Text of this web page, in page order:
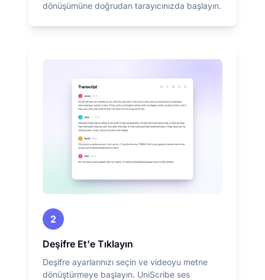
dönüşümüne doğrudan tarayıcınızda başlayın.
2
Deşifre Et'e Tıklayın
Deşifre ayarlarınızı seçin ve videoyu metne
dönüştürmeye başlayın. UniScribe ses